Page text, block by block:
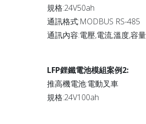
規格:24V50ah
通訊格式:MODBUS RS-485
通訊內容:電壓,電流,溫度,容
LFP鋰鐵電池模組案例2:
推高機電池:電動叉車
規格:24V100ah